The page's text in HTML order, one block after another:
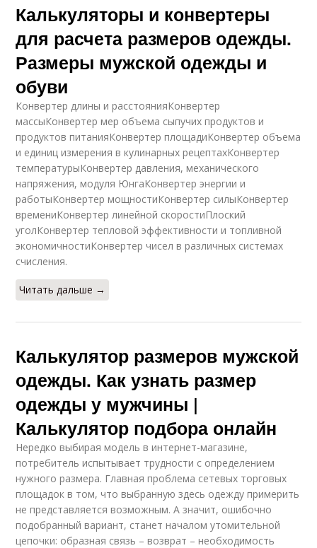
Калькуляторы и конвертеры
для расчета размеров одежды.
Размеры мужской одежды и
обуви
Конвертер длины и расстоянияКонвертер
массыКонвертер мер объема сыпучих продуктов и
продуктов питанияКонвертер площадиКонвертер объема
и единиц измерения в кулинарных рецептахКонвертер
температурыКонвертер давления, механического
напряжения, модуля ЮнгаКонвертер энергии и
работыКонвертер мощностиКонвертер силыКонвертер
времениКонвертер линейной скоростиПлоский
уголКонвертер тепловой эффективности и топливной
экономичностиКонвертер чисел в различных системах
счисления.
Читать дальше →
Калькулятор размеров мужской
одежды. Как узнать размер
одежды у мужчины |
Калькулятор подбора онлайн
Нередко выбирая модель в интернет-магазине,
потребитель испытывает трудности с определением
нужного размера. Главная проблема сетевых торговых
площадок в том, что выбранную здесь одежду примерить
не представляется возможным. А значит, ошибочно
подобранный вариант, станет началом утомительной
цепочки: образная связь – возврат – необходимость